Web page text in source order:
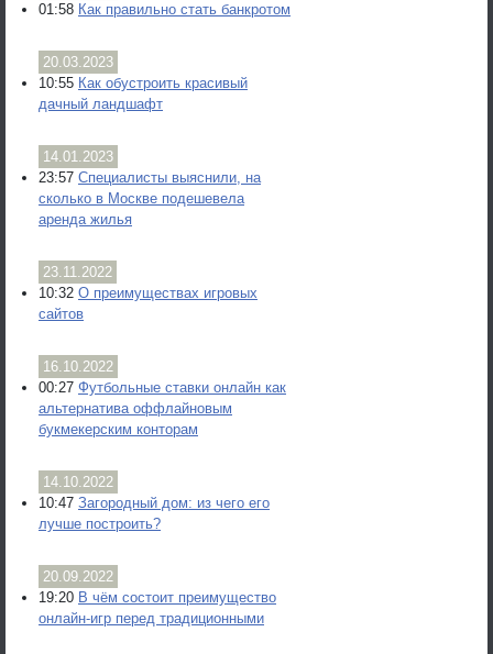
01:58 Как правильно стать банкротом
20.03.2023
10:55 Как обустроить красивый
дачный ландшафт
14.01.2023
23:57 Специалисты выяснили, на
сколько в Москве подешевела
аренда жилья
23.11.2022
10:32 О преимуществах игровых
сайтов
16.10.2022
00:27 Футбольные ставки онлайн как
альтернатива оффлайновым
букмекерским конторам
14.10.2022
10:47 Загородный дом: из чего его
лучше построить?
20.09.2022
19:20 В чём состоит преимущество
онлайн-игр перед традиционными